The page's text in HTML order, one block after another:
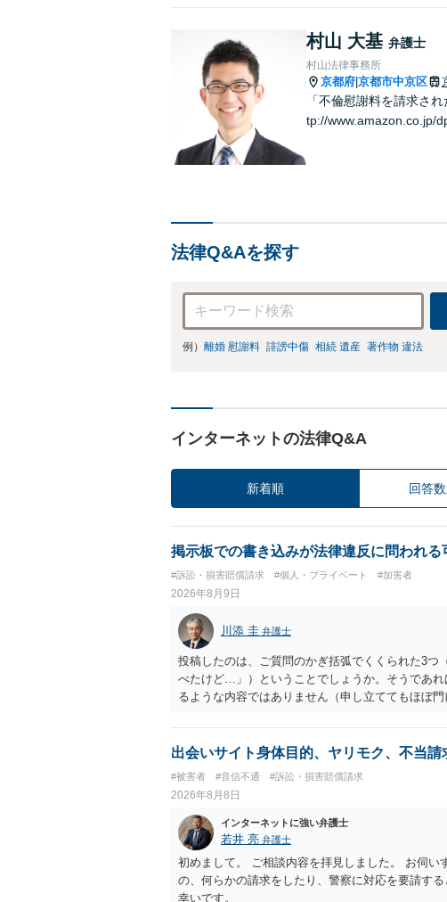
村山 大基 弁護士
村山法律事務所
京都府 京都市中京区
「不倫慰謝料を請求さ
tp://www.amazon.co.jp/
法律Q&Aを探す
例） 離婚 慰謝料 誹謗中傷 相続 遺産 著作物 違法
インターネットの法律Q&A
新着順 回答
掲示板での書き込みが法律違反に問われる
#訴訟・損害賠償請求 #個人・プライベート #加害者
2026年8月9日
川添 圭 弁護士
投稿したのは、ご質問のかぎ括弧でくくられた3
べたけど…」）ということでしょうか。そうであ
るような内容ではありません（申し立ててもほぼ
ていない何らかの背景事情があれば、回答は180
とは不適当と思われますので、弁護士へ直接相談し
出会いサイト身体目的、ヤリモク、不当請
#被害者 #音信不通 #訴訟・損害賠償請求
2026年8月8日
インターネットに強い弁護士
若井 亮 弁護士
初めまして。 ご相談内容を拝見しました。 お伺
の、何らかの請求をしたり、警察に対応を要請す
幸いです。